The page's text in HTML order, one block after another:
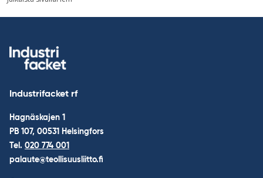
Industrifacket rf
Hagnäskajen 1
PB 107, 00531 Helsingfors
Tel. 020 774 001
palaute@teollisuusliitto.fi